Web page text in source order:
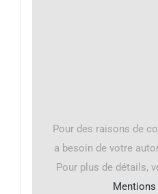
Pour des raisons de
a besoin de votre
Pour plus de détails,
Mentions